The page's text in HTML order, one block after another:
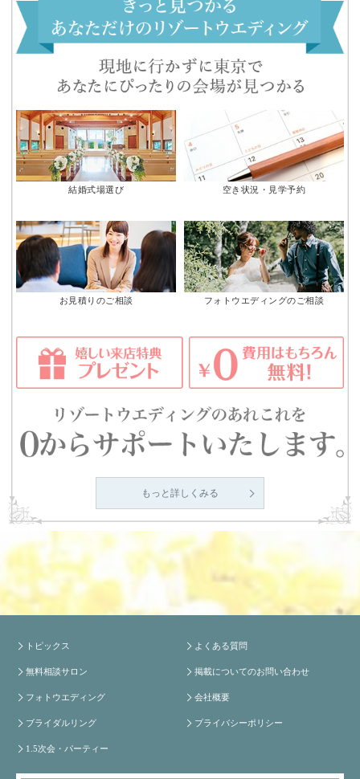
結婚式場選び 空き状況・見学予約
お見積りのご相談 フォトウエディングのご相談
もっと詳しくみる
トピックス
無料相談サロン
フォトウエディング
ブライダルリング
1.5次会・パーティー
よくある質問
掲載についてのお問い合わせ
会社概要
プライバシーポリシー